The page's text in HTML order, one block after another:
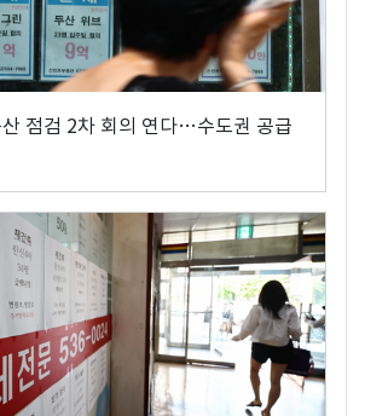
점검 2차 회의 연다…수도권 공급